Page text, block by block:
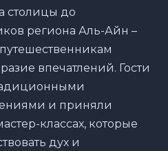
столицы до
региона Аль-Айн –
впечатлений. Гости
и приняли
классах, которые
дух и